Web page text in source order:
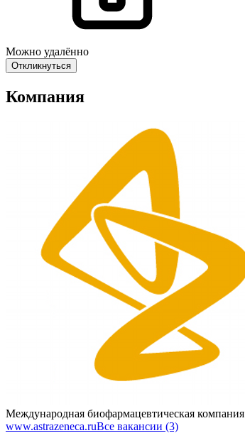
Можно удалённо
Откликнуться
Компания
Международная биофармацевтическая компания
www.astrazeneca.ruВсе вакансии (3)